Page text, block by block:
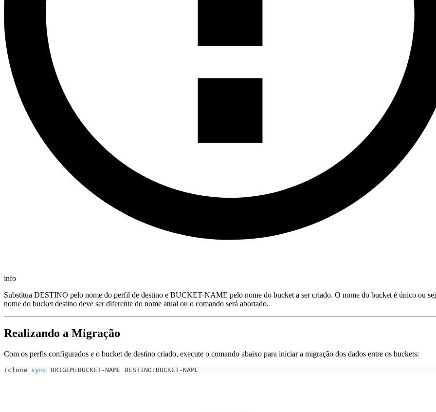
info
Substitua DESTINO pelo nome do perfil de destino e BUCKET-NAME pelo nome do bucket a ser criado. O nome do bucket é único ou
nome do bucket destino deve ser diferente do nome atual ou o comando será abortado.
Realizando a Migração
Com os perfis configurados e o bucket de destino criado, execute o comando abaixo para iniciar a migração dos dados entre os buckets:
rclone sync ORIGEM:BUCKET-NAME DESTINO:BUCKET-NAME